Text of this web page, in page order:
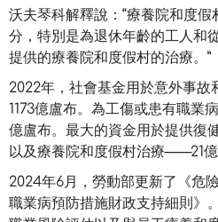
沃夫琴科解釋說：“療養院和度
分，特別是為退休年齡的工人和
提供的療養院和度假村的治療。”
2022年，社會基金用於意外事故
1173億盧布。為工傷或患有職業
億盧布。最大的資金用於提供復
以及療養院和度假村治療——21億
2024年6月，勞動部更新了《危
職業病預防措施財政支持細則》